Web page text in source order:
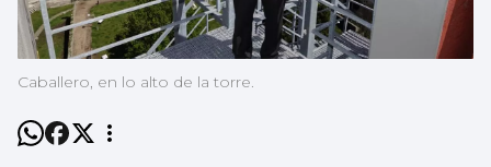
Caballero, en lo alto de la torre.